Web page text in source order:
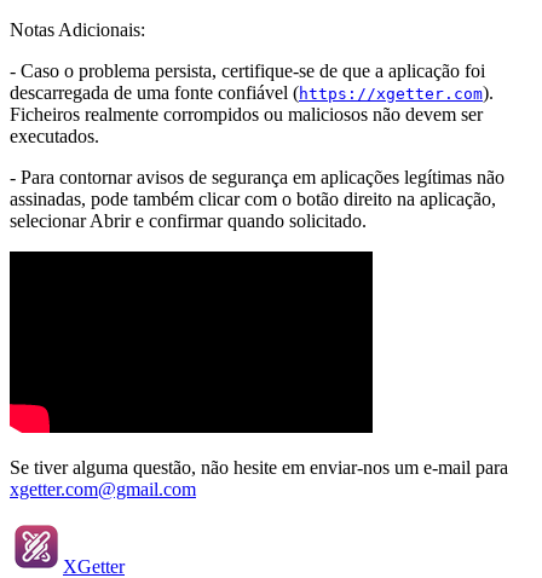
Notas Adicionais:
- Caso o problema persista, certifique-se de que a aplicação foi
descarregada de uma fonte confiável (https://xgetter.com).
Ficheiros realmente corrompidos ou maliciosos não devem ser
executados.
- Para contornar avisos de segurança em aplicações legítimas não
assinadas, pode também clicar com o botão direito na aplicação,
selecionar Abrir e confirmar quando solicitado.
Se tiver alguma questão, não hesite em enviar-nos um e-mail para
xgetter.com@gmail.com
XGetter